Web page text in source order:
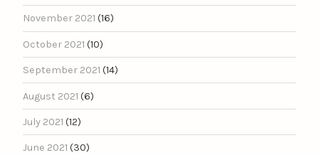
November 2021 (16)
October 2021 (10)
September 2021 (14)
August 2021 (6)
July 2021 (12)
June 2021 (30)